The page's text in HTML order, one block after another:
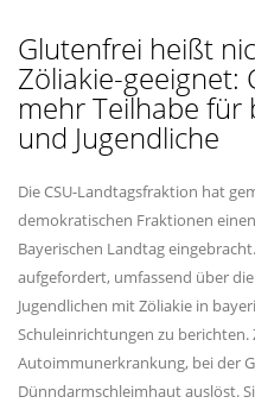
Glutenfrei heißt
Zöliakie-geeignet:
mehr Teilhabe
und Jugendliche
Die CSU-Landtagsfraktion hat
demokratischen Fraktionen
Bayerischen Landtag
aufgefordert, umfassend über
Jugendlichen mit Zöliakie in
Schuleinrichtungen zu berichten.
Autoimmunerkrankung, bei der
Dünndarmschleimhaut auslöst.